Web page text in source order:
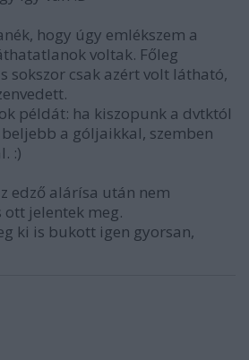
hogy úgy emlékszem a
voltak. Főleg
sokszor csak azért volt látható,
példát: ha kiszopunk a dvtktól
a góljaikkal, szemben
:)
edző alárísa után nem
ott jelentek meg.
ki is bukott igen gyorsan,